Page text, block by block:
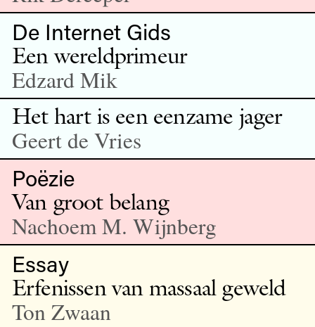
De Internet Gids
Een wereldprimeur
Edzard Mik
Het hart is een eenzame jager
Geert de Vries
Poëzie
Van groot belang
Nachoem M. Wijnberg
Essay
Erfenissen van massaal geweld
Ton Zwaan